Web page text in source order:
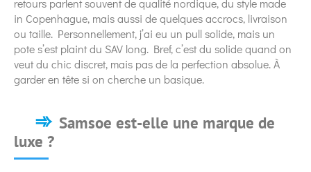
in Copenhague, mais aussi de quelques accrocs, livraison
ou taille. Personnellement, j’ai eu un pull solide, mais un
pote s’est plaint du SAV long. Bref, c’est du solide quand on
veut du chic discret, mais pas de la perfection absolue. À
garder en tête si on cherche un basique.
Samsoe est-elle une marque de
luxe ?